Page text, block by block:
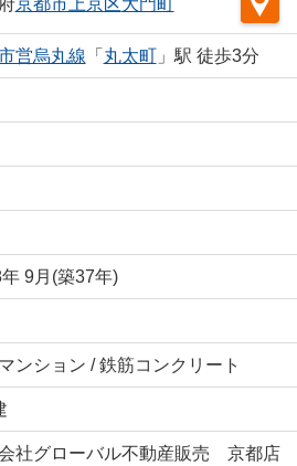
営烏丸線 「 丸太町」駅 徒歩3分
9月(築37年)
ンション / 鉄筋コンクリート
社グローバル不動産販売 京都店